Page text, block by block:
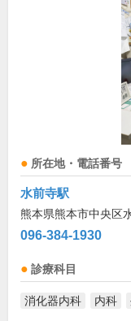
所在地・電話番号
水前寺駅
熊本県熊本市中央区
096-384-1930
診療科目
消化器内科 内科